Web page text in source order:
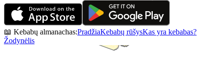
📖 Kebabų almanachas:PradžiaKebabų rūšysKas yra kebabas?
Žodynėlis